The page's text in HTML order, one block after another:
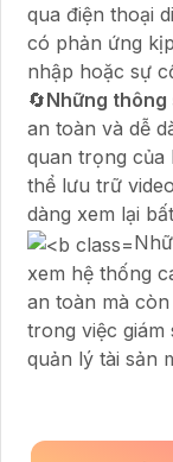
qua điện thoại
có phản ứng
nhập hoặc sự
🔄Những thông
an toàn và dễ
quan trọng của
thể lưu trữ
dàng xem lại
xem hệ thống
an toàn mà
trong việc giám
quản lý tài sản